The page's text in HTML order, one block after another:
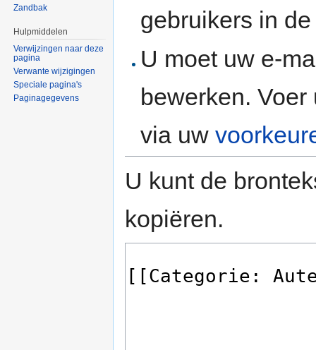
gebruikers in
U moet uw e-
bewerken.
via uw
U kunt de
kopiëren.
Zandbak
Hulpmiddelen
Verwijzingen naar deze
pagina
Verwante wijzigingen
Speciale pagina's
Paginagegevens